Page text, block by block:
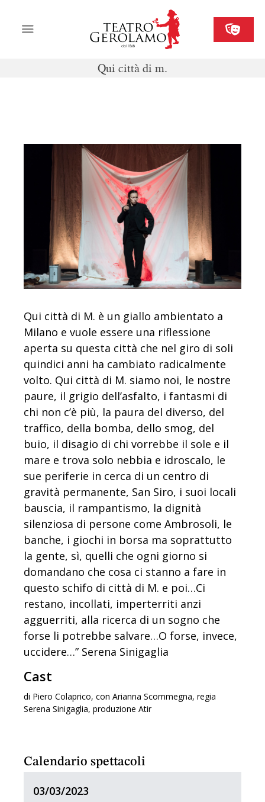
Qui città di m.
Organizza il tuo evento
Contatti
Qui città di M. è un giallo ambientato a
Milano e vuole essere una riflessione
aperta su questa città che nel giro di soli
quindici anni ha cambiato radicalmente
volto. Qui città di M. siamo noi, le nostre
paure, il grigio dell’asfalto, i fantasmi di
chi non c’è più, la paura del diverso, del
traffico, della bomba, dello smog, del
buio, il disagio di chi vorrebbe il sole e il
mare e trova solo nebbia e idroscalo, le
sue periferie in cerca di un centro di
gravità permanente, San Siro, i suoi locali
bauscia, il rampantismo, la dignità
silenziosa di persone come Ambrosoli, le
banche, i giochi in borsa ma soprattutto
la gente, sì, quelli che ogni giorno si
domandano che cosa ci stanno a fare in
questo schifo di città di M. e poi…Ci
restano, incollati, imperterriti anzi
agguerriti, alla ricerca di un sogno che
forse li potrebbe salvare…O forse, invece,
uccidere…” Serena Sinigaglia
Cast
di Piero Colaprico, con Arianna Scommegna, regia
Serena Sinigaglia, produzione Atir
Calendario spettacoli
03/03/2023